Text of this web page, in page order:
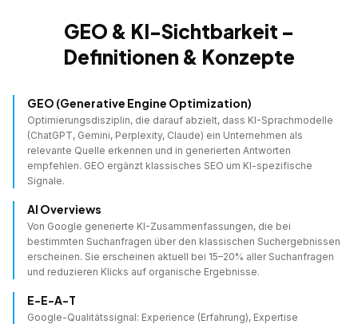
GEO & KI-Sichtbarkeit –
Definitionen & Konzepte
GEO (Generative Engine Optimization)
Optimierungsdisziplin, die darauf abzielt, dass KI-Sprachmodelle
(ChatGPT, Gemini, Perplexity, Claude) ein Unternehmen als
relevante Quelle erkennen und in generierten Antworten
empfehlen. GEO ergänzt klassisches SEO um KI-spezifische
Signale.
AI Overviews
Von Google generierte KI-Zusammenfassungen, die bei
bestimmten Suchanfragen über den klassischen Suchergebnissen
erscheinen. Sie erscheinen aktuell bei 15–20% aller Suchanfragen
und reduzieren Klicks auf organische Ergebnisse.
E-E-A-T
Google-Qualitätssignal: Experience (Erfahrung), Expertise